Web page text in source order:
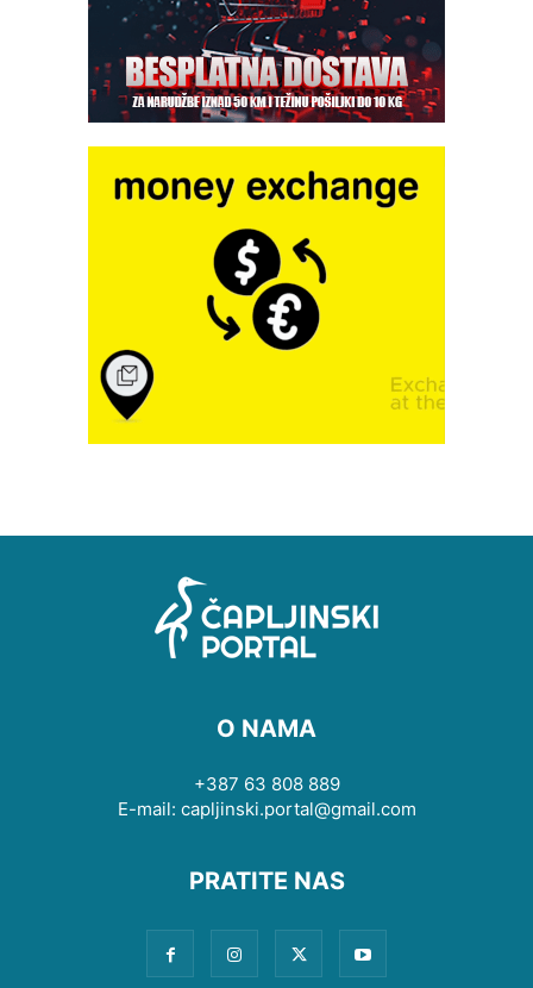
O NAMA
+387 63 808 889
E-mail: capljinski.portal@gmail.com
PRATITE NAS